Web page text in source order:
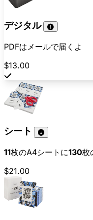
デジタル
PDFはメールで届くよ
$13.00
シート
11枚のA4シートに130枚
$21.00